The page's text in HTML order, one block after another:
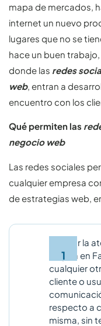
mapa de mercados,
internet un nuevo
lugares que no se
hace un buen
donde las redes
web, entran a
encuentro con los
Qué permiten las
negocio web
Las redes sociales
cualquier empresa
de estrategias web,
Mejorar la
página en
cualquier
cliente o
respecto a
misma, sin